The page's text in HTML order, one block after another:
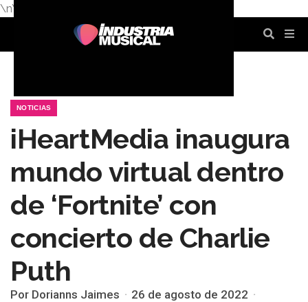
\n\n
NOTICIAS
iHeartMedia inaugura
mundo virtual dentro
de ‘Fortnite’ con
concierto de Charlie
Puth
Por Dorianns Jaimes 26 de agosto de 2022